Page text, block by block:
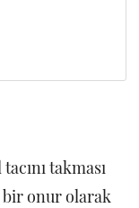
takması
bir onur olarak